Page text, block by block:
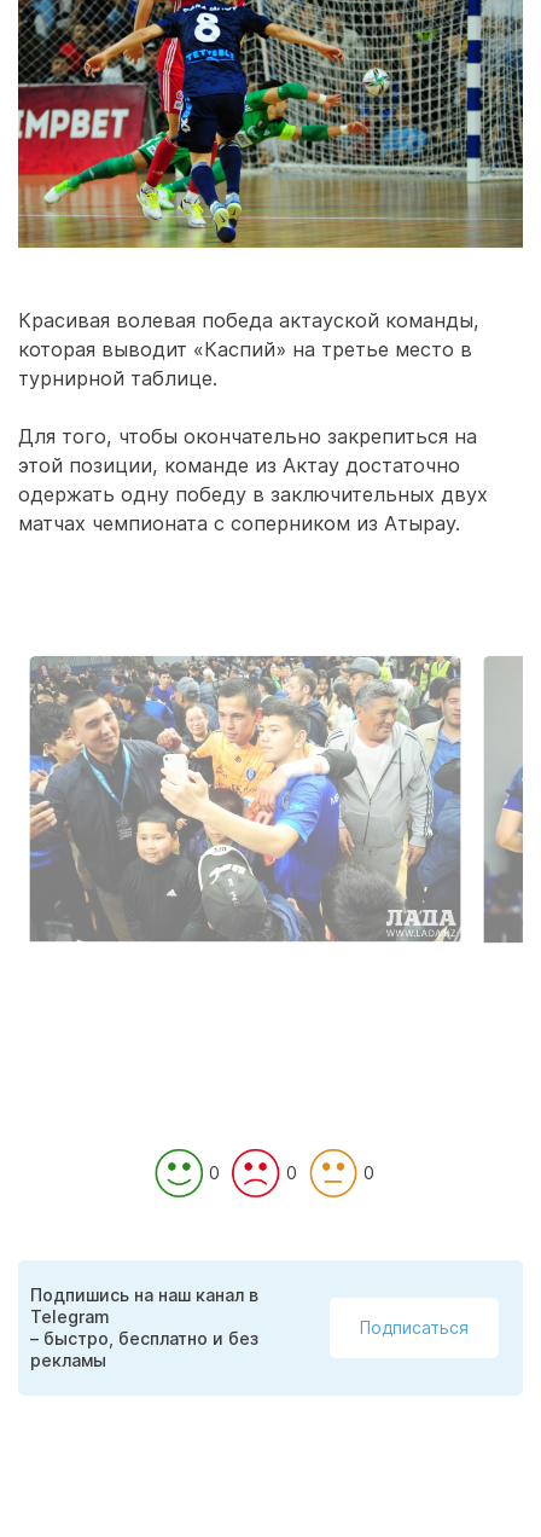
Красивая волевая победа актауской команды,
которая выводит «Каспий» на третье место в
турнирной таблице.
Для того, чтобы окончательно закрепиться на
этой позиции, команде из Актау достаточно
одержать одну победу в заключительных двух
матчах чемпионата с соперником из Атырау.
0 0 0
Подпишись на наш канал в
Telegram
– быстро, бесплатно и без
рекламы
Подписаться